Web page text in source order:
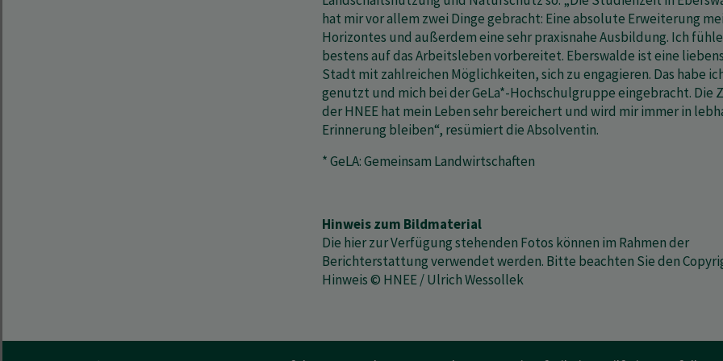
hat mir vor allem zwei Dinge gebracht: Eine absolute Erweiterung
Horizontes und außerdem eine sehr praxisnahe Ausbildung. Ich
bestens auf das Arbeitsleben vorbereitet. Eberswalde ist eine
Stadt mit zahlreichen Möglichkeiten, sich zu engagieren. Das habe
genutzt und mich bei der GeLa*-Hochschulgruppe eingebracht. Die
der HNEE hat mein Leben sehr bereichert und wird mir immer in
Erinnerung bleiben“, resümiert die Absolventin.
* GeLA: Gemeinsam Landwirtschaften
Hinweis zum Bildmaterial
Die hier zur Verfügung stehenden Fotos können im Rahmen der
Berichterstattung verwendet werden. Bitte beachten Sie den
Hinweis © HNEE / Ulrich Wessollek